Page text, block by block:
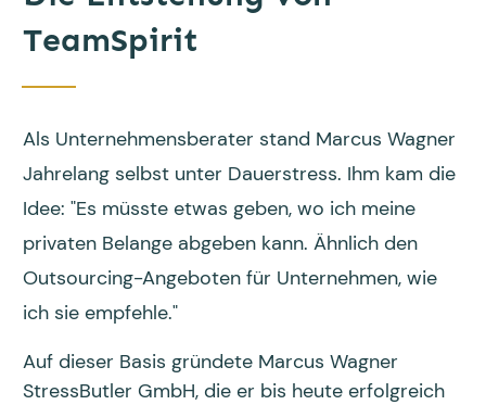
TeamSpirit
Als Unternehmensberater stand Marcus Wagner
Jahrelang selbst unter Dauerstress. Ihm kam die
Idee: "Es müsste etwas geben, wo ich meine
privaten Belange abgeben kann. Ähnlich den
Outsourcing-Angeboten für Unternehmen, wie
ich sie empfehle."
Auf dieser Basis gründete Marcus Wagner
StressButler GmbH, die er bis heute erfolgreich